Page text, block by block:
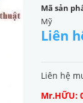
Mã sản
Mỹ
Liên
Liên hệ
Mr.HỮU: